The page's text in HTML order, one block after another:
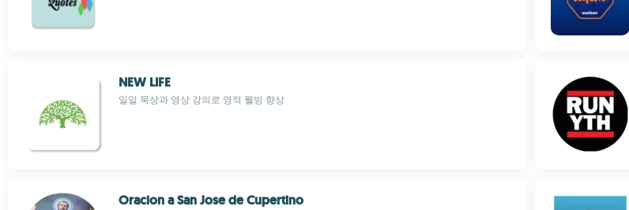
NEW LIFE
일일 묵상과 영상 강의로 영적 웰빙 향상
Oracion a San Jose de Cupertino